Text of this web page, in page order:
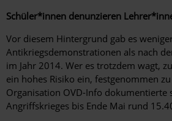
Schüler*innen denunzieren
Vor diesem Hintergrund gab es
Antikriegsdemonstrationen als nach
im Jahr 2014. Wer es trotzdem wagt,
ein hohes Risiko ein, festgenommen
Organisation OVD-Info dokumentierte
Angriffskrieges bis Ende Mai rund